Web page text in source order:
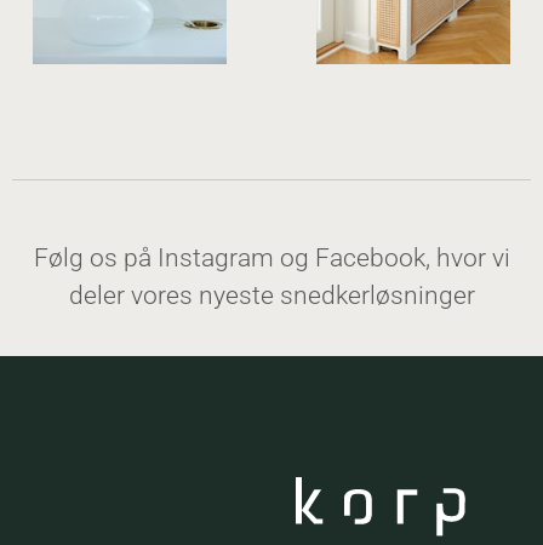
Følg os på Instagram og Facebook, hvor vi
deler vores nyeste snedkerløsninger